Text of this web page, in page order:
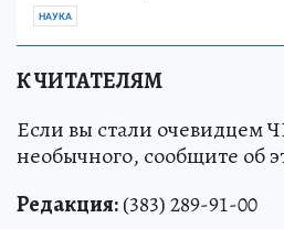
НАУКА
К ЧИТАТЕЛЯМ
Если вы стали очевидцем
необычного, сообщите об
Редакция:(383) 289-91-00